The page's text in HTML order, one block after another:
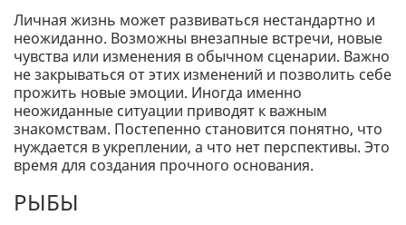
Личная жизнь может развиваться нестандартно и
неожиданно. Возможны внезапные встречи, новые
чувства или изменения в обычном сценарии. Важно
не закрываться от этих изменений и позволить себе
прожить новые эмоции. Иногда именно
неожиданные ситуации приводят к важным
знакомствам. Постепенно становится понятно, что
нуждается в укреплении, а что нет перспективы. Это
время для создания прочного основания.
РЫБЫ